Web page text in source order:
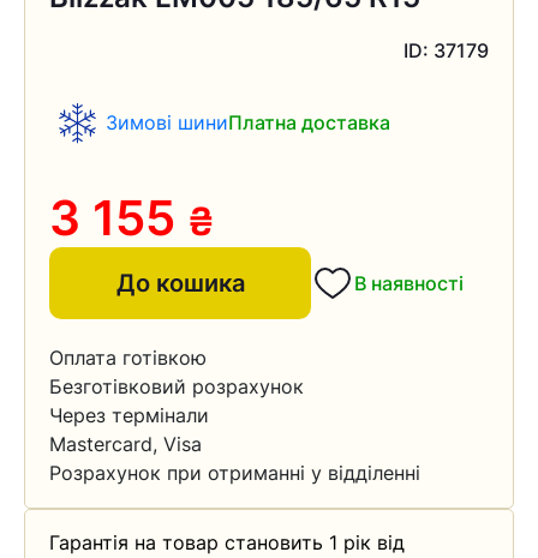
ID: 37179
Зимові шиниПлатна доставка
3 155 ₴
До кошика В наявності
Оплата готівкою
Безготівковий розрахунок
Через термінали
Mastercard, Visa
Розрахунок при отриманні у відділенні
Гарантія на товар становить 1 рік від